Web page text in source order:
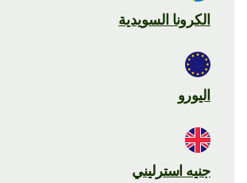
الكرونا السويدية
اليورو
جنيه استرليني